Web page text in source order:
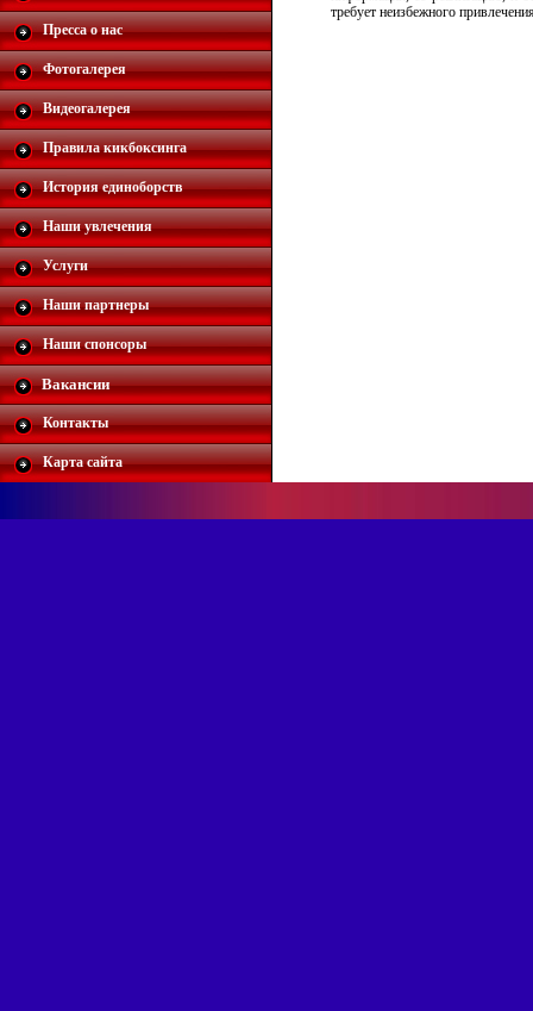
Пресса о нас
Фотогалерея
Видеогалерея
Правила кикбоксинга
История единоборств
Наши увлечения
Услуги
Наши партнеры
Наши спонсоры
Вакансии
Контакты
Карта сайта
требует неизбежного